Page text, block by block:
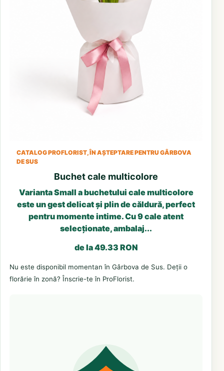
CATALOG PROFLORIST, ÎN AȘTEPTARE PENTRU GÂRBOVA
DE SUS
Buchet cale multicolore
Varianta Small a buchetului cale multicolore
este un gest delicat și plin de căldură, perfect
pentru momente intime. Cu 9 cale atent
selecționate, ambalaj...
de la 49.33 RON
Nu este disponibil momentan în Gârbova de Sus. Deții o
florărie în zonă? Înscrie-te în ProFlorist.